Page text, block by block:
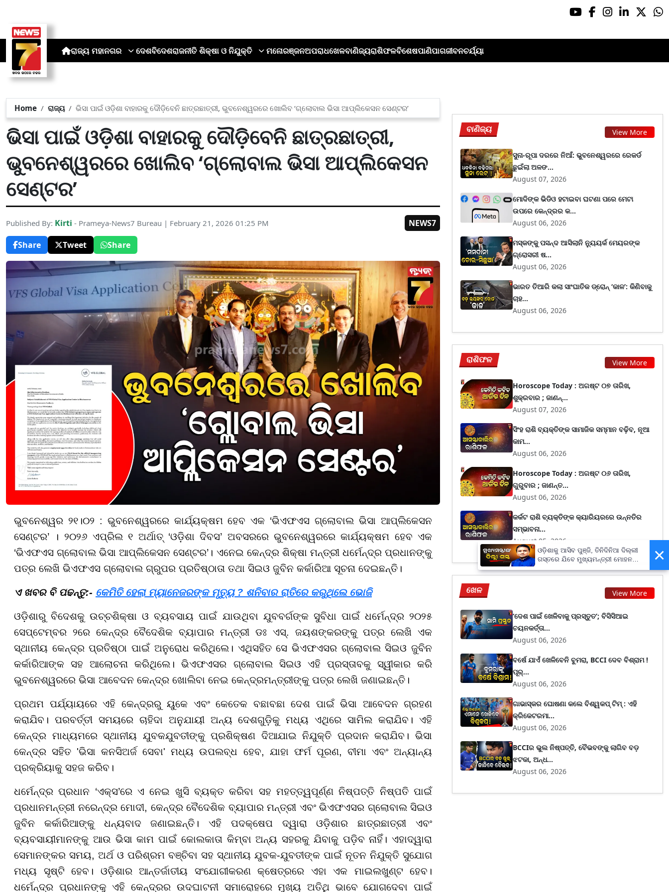
ରାଜ୍ୟ ମହାନଗର ଦେଶବିଦେଶରାଜନୀତି ଶିକ୍ଷା ଓ ନିଯୁକ୍ତି ମନୋରଞ୍ଜନଅପରାଧଖେଳବାଣିଜ୍ୟରାଶିଫଳବିଶେଷପାଣିପାଗଜୀବନଚର୍ଯ୍ୟା
Home ରାଜ୍ୟ ଭିସା ପାଇଁ ଓଡ଼ିଶା ବାହାରକୁ ଦୌଡ଼ିବେନି ଛାତ୍ରଛାତ୍ରୀ, ଭୁବନେଶ୍ୱରରେ ଖୋଲିବ ‘ଗ୍ଲୋବାଲ ଭିସା ଆପ୍ଲିକେସନ ସେଣ୍ଟର’
ଭିସା ପାଇଁ ଓଡ଼ିଶା ବାହାରକୁ ଦୌଡ଼ିବେନି ଛାତ୍ରଛାତ୍ରୀ,
ଭୁବନେଶ୍ୱରରେ ଖୋଲିବ ‘ଗ୍ଲୋବାଲ ଭିସା ଆପ୍ଲିକେସନ
ସେଣ୍ଟର’
Published By: Kirti - Prameya-News7 Bureau | February 21, 2026 01:25 PM
NEWS7
Share
Tweet Share
ଭୁବନେଶ୍ୱର ୨୧।୦୨ : ଭୁବନେଶ୍ୱରରେ କାର୍ଯ୍ୟକ୍ଷମ ହେବ ଏକ ‘ଭିଏଫଏସ ଗ୍ଲୋବାଲ ଭିସା ଆପ୍ଲିକେସନ
ସେଣ୍ଟର’ । ୨୦୨୬ ଏପ୍ରିଲ ୧ ଅର୍ଥାତ୍ ‘ଓଡ଼ିଶା ଦିବସ’ ଅବସରରେ ଭୁବନେଶ୍ୱରରେ କାର୍ଯ୍ୟକ୍ଷମ ହେବ ଏକ
‘ଭିଏଫଏସ ଗ୍ଲୋବାଲ ଭିସା ଆପ୍ଲିକେସନ ସେଣ୍ଟର’। ଏନେଇ କେନ୍ଦ୍ର ଶିକ୍ଷା ମନ୍ତ୍ରୀ ଧର୍ମେନ୍ଦ୍ର ପ୍ରଧାନଙ୍କୁ
ପତ୍ର ଲେଖି ଭିଏଫଏସ ଗ୍ଲୋବାଲ ଗ୍ରୁପର ପ୍ରତିଷ୍ଠାତା ତଥା ସିଇଓ ଜୁବିନ କର୍କାରିଆ ସୂଚନା ଦେଇଛନ୍ତି।
ଏ ଖବର ବି ପଢନ୍ତୁ:- କେମିତି ହେଲା ମ୍ୟାନେଜରଙ୍କ ମୃତ୍ୟୁ ? ଶନିବାର ରାତିରେ କରୁଥିଲେ ଭୋଜି
ଓଡ଼ିଶାରୁ ବିଦେଶକୁ ଉଚ୍ଚଶିକ୍ଷା ଓ ବ୍ୟବସାୟ ପାଇଁ ଯାଉଥିବା ଯୁବବର୍ଗଙ୍କ ସୁବିଧା ପାଇଁ ଧର୍ମେନ୍ଦ୍ର ୨୦୨୫
ସେପ୍ଟେମ୍ବର ୨ରେ କେନ୍ଦ୍ର ବୈଦେଶିକ ବ୍ୟାପାର ମନ୍ତ୍ରୀ ଡଃ ଏସ୍. ଜୟଶଙ୍କରଙ୍କୁ ପତ୍ର ଲେଖି ଏକ
ସ୍ଥାନୀୟ କେନ୍ଦ୍ର ପ୍ରତିଷ୍ଠା ପାଇଁ ଅନୁରୋଧ କରିଥିଲେ। ଏଥିସହିତ ସେ ଭିଏଫଏସର ଗ୍ଲୋବାଲ ସିଇଓ ଜୁବିନ
କର୍କାରିଆଙ୍କ ସହ ଆଲୋଚନା କରିଥିଲେ। ଭିଏଫଏସର ଗ୍ଲୋବାଲ ସିଇଓ ଏହି ପ୍ରସ୍ତାବକୁ ସ୍ୱୀକାର କରି
ଭୁବନେଶ୍ୱରରେ ଭିସା ଆବେଦନ କେନ୍ଦ୍ର ଖୋଲିବା ନେଇ କେନ୍ଦ୍ରମନ୍ତ୍ରୀଙ୍କୁ ପତ୍ର ଲେଖି ଜଣାଇଛନ୍ତି।
ପ୍ରଥମ ପର୍ଯ୍ୟାୟରେ ଏହି କେନ୍ଦ୍ରରୁ ୟୁକେ ଏବଂ କେତେକ ବଛାବଛା ଦେଶ ପାଇଁ ଭିସା ଆବେଦନ ଗ୍ରହଣ
କରାଯିବ। ପରବର୍ତ୍ତୀ ସମୟରେ ଚାହିଦା ଅନୁଯାୟୀ ଅନ୍ୟ ଦେଶଗୁଡ଼ିକୁ ମଧ୍ୟ ଏଥିରେ ସାମିଲ କରାଯିବ। ଏହି
କେନ୍ଦ୍ର ମାଧ୍ୟମରେ ସ୍ଥାନୀୟ ଯୁବକଯୁବତୀଙ୍କୁ ପ୍ରଶିକ୍ଷଣ ଦିଆଯାଇ ନିଯୁକ୍ତି ପ୍ରଦାନ କରାଯିବ। ଭିସା
କେନ୍ଦ୍ର ସହିତ 'ଭିସା କନସିଅର୍ଜ ସେବା' ମଧ୍ୟ ଉପଲବ୍ଧ ହେବ, ଯାହା ଫର୍ମ ପୂରଣ, ବୀମା ଏବଂ ଅନ୍ୟାନ୍ୟ
ପ୍ରକ୍ରିୟାକୁ ସହଜ କରିବ।
ଧର୍ମେନ୍ଦ୍ର ପ୍ରଧାନ ‘ଏକ୍ସ’ରେ ଏ ନେଇ ଖୁସି ବ୍ୟକ୍ତ କରିବା ସହ ମହତ୍ତ୍ୱପୂର୍ଣ୍ଣ ନିଷ୍ପତ୍ତି ନିଷ୍ପତି ପାଇଁ
ପ୍ରଧାନମନ୍ତ୍ରୀ ନରେନ୍ଦ୍ର ମୋଦୀ, କେନ୍ଦ୍ର ବୈଦେଶିକ ବ୍ୟାପାର ମନ୍ତ୍ରୀ ଏବଂ ଭିଏଫଏସର ଗ୍ଲୋବାଲ ସିଇଓ
ଜୁବିନ କର୍କାରିଆଙ୍କୁ ଧନ୍ୟବାଦ ଜଣାଇଛନ୍ତି। ଏହି ପଦକ୍ଷେପ ଦ୍ୱାରା ଓଡ଼ିଶାର ଛାତ୍ରଛାତ୍ରୀ ଏବଂ
ବ୍ୟବସାୟୀମାନଙ୍କୁ ଆଉ ଭିସା କାମ ପାଇଁ କୋଲକାତା କିମ୍ବା ଅନ୍ୟ ସହରକୁ ଯିବାକୁ ପଡ଼ିବ ନାହିଁ। ଏହାଦ୍ୱାରା
ସେମାନଙ୍କର ସମୟ, ଅର୍ଥ ଓ ପରିଶ୍ରମ ବଞ୍ଚିବା ସହ ସ୍ଥାନୀୟ ଯୁବକ-ଯୁବତୀଙ୍କ ପାଇଁ ନୂତନ ନିଯୁକ୍ତି ସୁଯୋଗ
ମଧ୍ୟ ସୃଷ୍ଟି ହେବ। ଓଡ଼ିଶାର ଆନ୍ତର୍ଜାତୀୟ ସଂଯୋଗୀକରଣ କ୍ଷେତ୍ରରେ ଏହା ଏକ ମାଇଲଖୁଣ୍ଟ ହେବ।
ଧର୍ମେନ୍ଦ୍ର ପ୍ରଧାନଙ୍କୁ ଏହି କେନ୍ଦ୍ରର ଉଦଘାଟନୀ ସମାରୋହରେ ମୁଖ୍ୟ ଅତିଥି ଭାବେ ଯୋଗଦେବା ପାଇଁ
ବାଣିଜ୍ୟ View More
ସୁନା-ରୂପା ଦରରେ ନିଆଁ: ଭୁବନେଶ୍ୱରରେ ରେକର୍ଡ
ଛୁଇଁଲା ଅଳଙ...
August 07, 2026
ମୋଦିଙ୍କ ଭିଡିଓ ହଟାଇବା ଘଟଣା ପରେ ମେଟା
ଉପରେ କେନ୍ଦ୍ରର କ...
August 06, 2026
ମସ୍କଙ୍କୁ ପସନ୍ଦ ଆସିଲାନି ନ୍ୟୁୟର୍କ ମେୟରଙ୍କ
ଗ୍ରୋସରୀ ଷ...
August 06, 2026
ଭାରତ ତିଆରି କଲା ସାଂଘାତିକ ଡ୍ରୋନ୍ ‘କାଳ’: କିଣିବାକୁ
ଚାହ...
August 06, 2026
ରାଶିଫଳ View More
Horoscope Today : ଅଗଷ୍ଟ ୦୭ ତାରିଖ,
ଶୁକ୍ରବାର ; ଜାଣନ୍...
August 07, 2026
ସିଂହ ରାଶି ବ୍ୟକ୍ତିଙ୍କ ସାମାଜିକ ସମ୍ମାନ ବଢ଼ିବ, ନୂଆ
କାମ...
August 06, 2026
Horoscope Today : ଅଗଷ୍ଟ ୦୬ ତାରିଖ,
ଗୁରୁବାର ; ଜାଣନ୍ତ...
August 06, 2026
କର୍କଟ ରାଶି ବ୍ୟକ୍ତିଙ୍କ କ୍ୟାରିୟରରେ ଉନ୍ନତିର
ସମ୍ଭାବନା...
August 05, 2026
ଖେଳ View More
‘ଦେଶ ପାଇଁ ଖେଳିବାକୁ ପ୍ରସ୍ତୁତ’; ବିସିସିଆଇ
ଚୟନକର୍ତ୍ତା...
August 06, 2026
ବର୍ଷେ ଯାଏଁ ଖେଳିବେନି ବୁମରା, BCCI ଦେବ ବିଶ୍ରାମ !
ପୂର୍...
August 06, 2026
ଗାଭାସ୍କର ଘୋଷଣା କଲେ ବିଶ୍ୱକପ୍ ଟିମ୍ : ଏହି
କ୍ରିକେଟରମା...
August 06, 2026
BCCIର ଭୁଲ ନିଷ୍ପତ୍ତି, ବୈଭବଙ୍କୁ ଲାଗିବ ବଡ଼
ଝଟକା, ଅନ୍ଧ...
August 06, 2026
×
ଓଡ଼ିଶାକୁ ଆସିବ ପୁଞ୍ଜି, ତିନିଦିନିଆ ଦିଲ୍ଲୀ
ଗସ୍ତରେ ଯିବେ ମୁଖ୍ୟମନ୍ତ୍ରୀ ମୋହନ
ମାଝୀ